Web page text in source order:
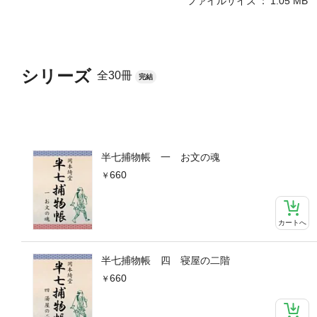
シリーズ 全30冊 完結
半七捕物帳 一 お文の魂
660
カートへ
半七捕物帳 四 寝屋の二階
660